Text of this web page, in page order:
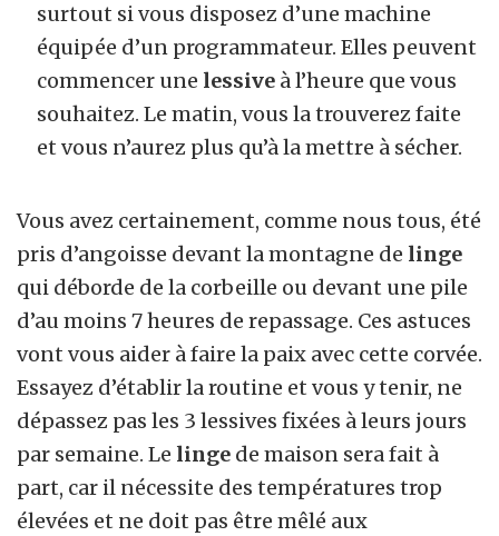
surtout si vous disposez d’une machine
équipée d’un programmateur. Elles peuvent
commencer une lessive à l’heure que vous
souhaitez. Le matin, vous la trouverez faite
et vous n’aurez plus qu’à la mettre à sécher.
Vous avez certainement, comme nous tous, été
pris d’angoisse devant la montagne de linge
qui déborde de la corbeille ou devant une pile
d’au moins 7 heures de repassage. Ces astuces
vont vous aider à faire la paix avec cette corvée.
Essayez d’établir la routine et vous y tenir, ne
dépassez pas les 3 lessives fixées à leurs jours
par semaine. Le linge de maison sera fait à
part, car il nécessite des températures trop
élevées et ne doit pas être mêlé aux